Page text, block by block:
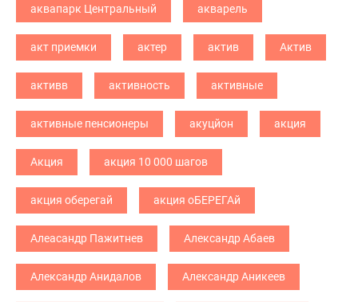
аквапарк Центральный акварель
акт приемки актер актив Актив
активв активность активные
активные пенсионеры акуцйон акция
Акция акция 10 000 шагов
акция оберегай акция оБЕРЕГАй
Алеасандр Пажитнев Александр Абаев
Александр Анидалов Александр Аникеев